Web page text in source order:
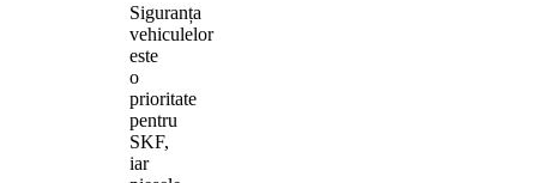
Siguranța
vehiculelor
este
o
prioritate
pentru
SKF,
iar